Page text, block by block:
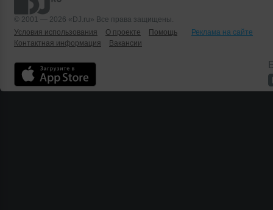
© 2001 — 2026 «DJ.ru» Все права защищены.
Условия использования
О проекте Помощь
Реклама на сайте
Контактная информация
Вакансии